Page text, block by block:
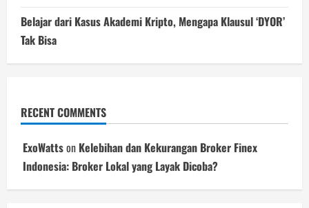
Belajar dari Kasus Akademi Kripto, Mengapa Klausul ‘DYOR’
Tak Bisa
RECENT COMMENTS
ExoWattson Kelebihan dan Kekurangan Broker Finex
Indonesia: Broker Lokal yang Layak Dicoba?